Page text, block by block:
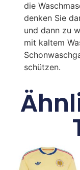
die
denken Sie
und dann zu
mit kaltem
schützen.